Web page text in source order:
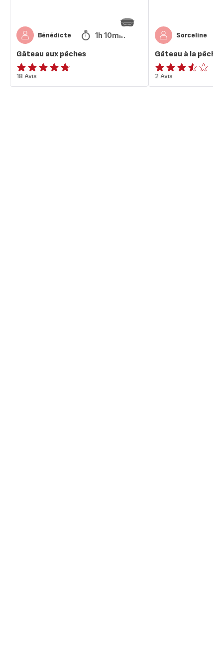
Bénédicte 1h 10min
Gâteau aux pêches
ratings.4.7
18 Avis
Sorceline
Gâteau à la pêche
ratings.3.5
2 Avis